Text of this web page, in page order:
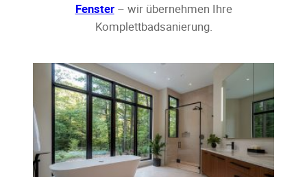
Fenster– wir übernehmen Ihre
Komplettbadsanierung.